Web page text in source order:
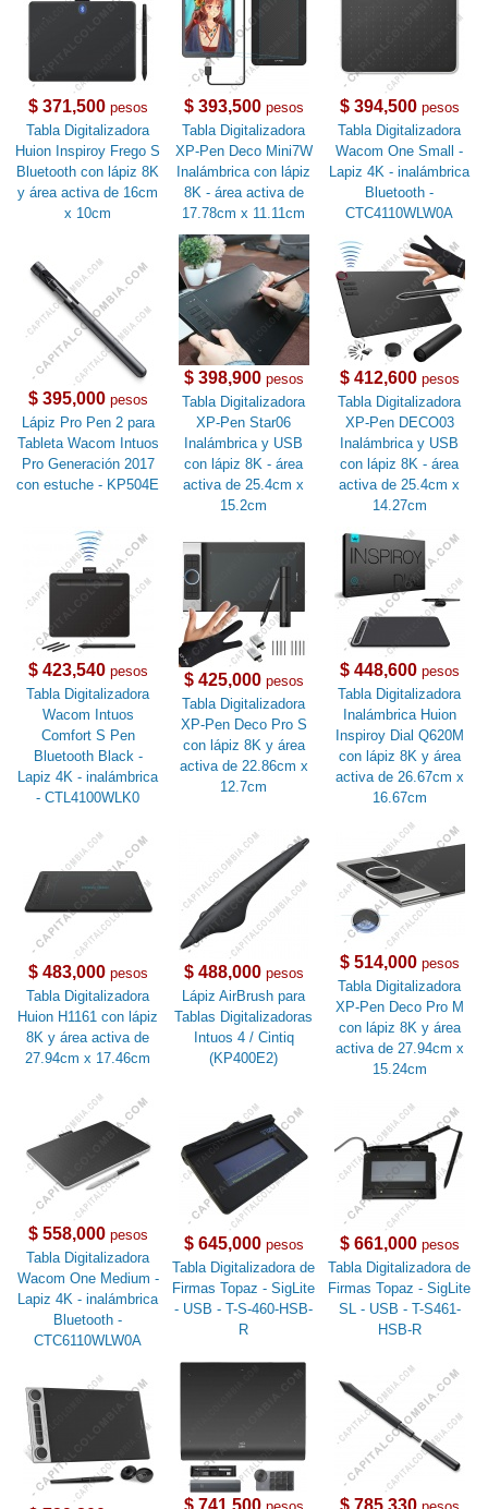
$ 371,500pesos
Tabla Digitalizadora
Huion Inspiroy Frego S
Bluetooth con lápiz 8K
y área activa de 16cm
x 10cm
$ 393,500pesos
Tabla Digitalizadora
XP-Pen Deco Mini7W
Inalámbrica con lápiz
8K - área activa de
17.78cm x 11.11cm
$ 394,500pesos
Tabla Digitalizadora
Wacom One Small -
Lapiz 4K - inalámbrica
Bluetooth -
CTC4110WLW0A
$ 395,000pesos
Lápiz Pro Pen 2 para
Tableta Wacom Intuos
Pro Generación 2017
con estuche - KP504E
$ 398,900pesos
Tabla Digitalizadora
XP-Pen Star06
Inalámbrica y USB
con lápiz 8K - área
activa de 25.4cm x
15.2cm
$ 412,600pesos
Tabla Digitalizadora
XP-Pen DECO03
Inalámbrica y USB
con lápiz 8K - área
activa de 25.4cm x
14.27cm
$ 423,540pesos
Tabla Digitalizadora
Wacom Intuos
Comfort S Pen
Bluetooth Black -
Lapiz 4K - inalámbrica
- CTL4100WLK0
$ 425,000pesos
Tabla Digitalizadora
XP-Pen Deco Pro S
con lápiz 8K y área
activa de 22.86cm x
12.7cm
$ 448,600pesos
Tabla Digitalizadora
Inalámbrica Huion
Inspiroy Dial Q620M
con lápiz 8K y área
activa de 26.67cm x
16.67cm
$ 483,000pesos
Tabla Digitalizadora
Huion H1161 con lápiz
8K y área activa de
27.94cm x 17.46cm
$ 488,000pesos
Lápiz AirBrush para
Tablas Digitalizadoras
Intuos 4 / Cintiq
(KP400E2)
$ 514,000pesos
Tabla Digitalizadora
XP-Pen Deco Pro M
con lápiz 8K y área
activa de 27.94cm x
15.24cm
$ 558,000pesos
Tabla Digitalizadora
Wacom One Medium -
Lapiz 4K - inalámbrica
Bluetooth -
CTC6110WLW0A
$ 645,000pesos
Tabla Digitalizadora de
Firmas Topaz - SigLite
- USB - T-S-460-HSB-
R
$ 661,000pesos
Tabla Digitalizadora de
Firmas Topaz - SigLite
SL - USB - T-S461-
HSB-R